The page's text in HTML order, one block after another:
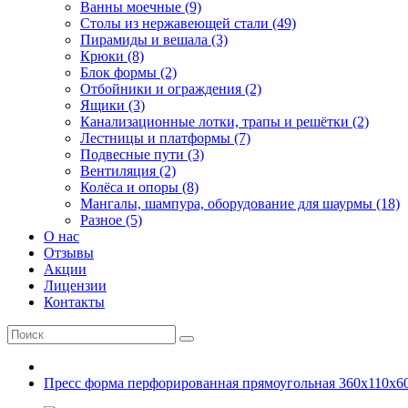
Ванны моечные (9)
Столы из нержавеющей стали (49)
Пирамиды и вешала (3)
Крюки (8)
Блок формы (2)
Отбойники и ограждения (2)
Ящики (3)
Канализационные лотки, трапы и решётки (2)
Лестницы и платформы (7)
Подвесные пути (3)
Вентиляция (2)
Колёса и опоры (8)
Мангалы, шампура, оборудование для шаурмы (18)
Разное (5)
О нас
Отзывы
Акции
Лицензии
Контакты
Пресс форма перфорированная прямоугольная